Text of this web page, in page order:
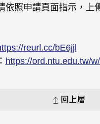
依照申請頁面指示，
reurl.cc/bE6jjl
https://ord.ntu.edu.tw/
回上層